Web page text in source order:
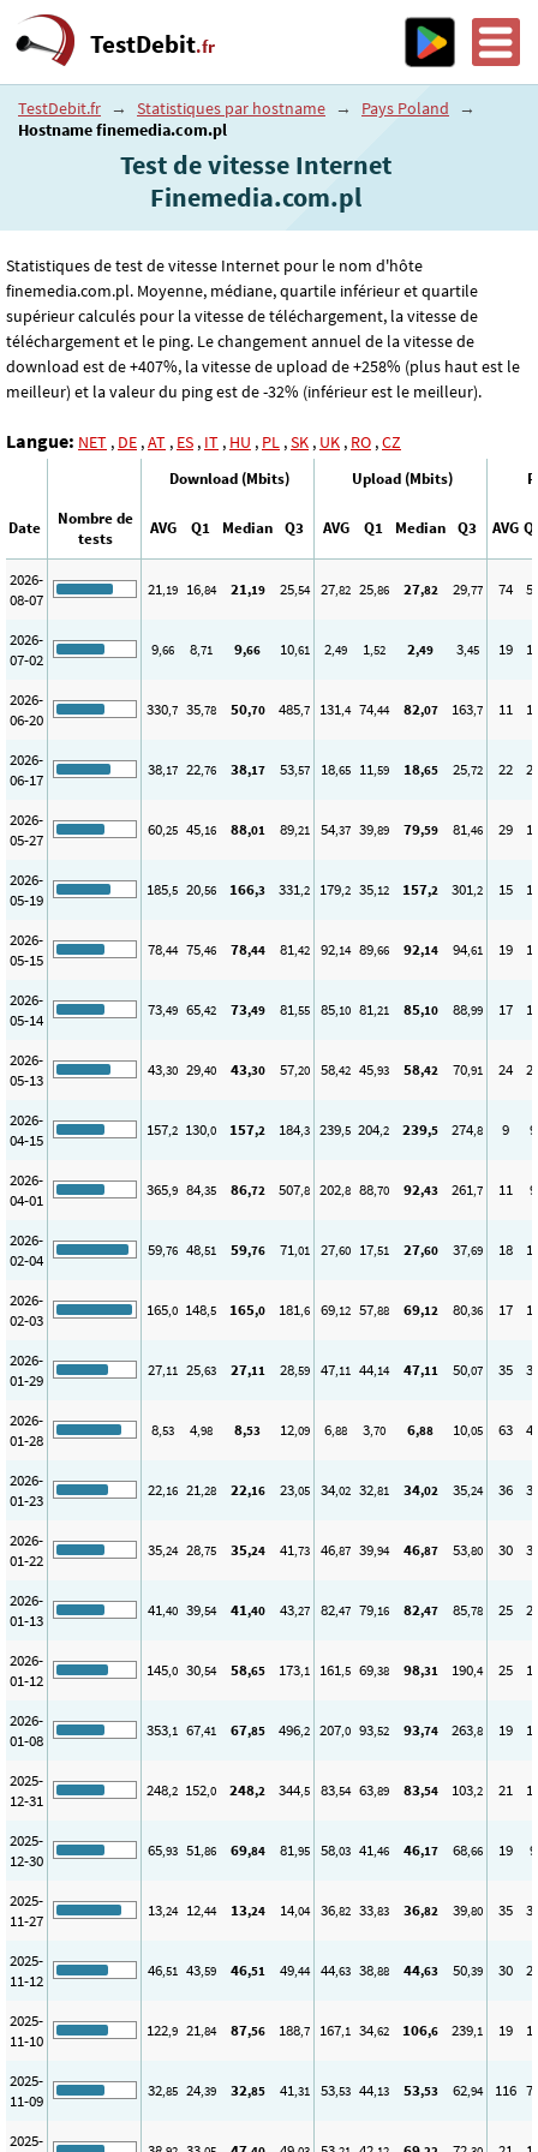
TestDebit.fr
TestDebit.fr → Statistiques par hostname → Pays Poland
→
Hostname finemedia.com.pl
Test de vitesse Internet
Finemedia.com.pl
Statistiques de test de vitesse Internet pour le nom d'hôte
finemedia.com.pl. Moyenne, médiane, quartile inférieur et quartile
supérieur calculés pour la vitesse de téléchargement, la vitesse de
téléchargement et le ping. Le changement annuel de la vitesse de
download est de +407%, la vitesse de upload de +258% (plus haut est le
meilleur) et la valeur du ping est de -32% (inférieur est le meilleur).
Langue: NET , DE ,AT , ES , IT , HU , PL ,SK , UK , RO ,CZ
Download (Mbits) Upload (Mbits)
Date
Nombre de
tests
AVG Q1 Median Q3 AVG Q1 Median Q3 AVG
2026-
08-07
21,19 16,84 21,19 25,54 27,82 25,86 27,82 29,77 74
2026-
07-02
9,66 8,71 9,66 10,61 2,49 1,52 2,49 3,45 19
2026-
06-20
330,7 35,78 50,70 485,7 131,4 74,44 82,07 163,7 11
2026-
06-17
38,17 22,76 38,17 53,57 18,65 11,59 18,65 25,72 22
2026-
05-27
60,25 45,16 88,01 89,21 54,37 39,89 79,59 81,46 29
2026-
05-19
185,5 20,56 166,3 331,2 179,2 35,12 157,2 301,2 15
2026-
05-15
78,44 75,46 78,44 81,42 92,14 89,66 92,14 94,61 19
2026-
05-14
73,49 65,42 73,49 81,55 85,10 81,21 85,10 88,99 17
2026-
05-13
43,30 29,40 43,30 57,20 58,42 45,93 58,42 70,91 24
2026-
04-15
157,2 130,0 157,2 184,3 239,5 204,2 239,5 274,8 9 9
2026-
04-01
365,9 84,35 86,72 507,8 202,8 88,70 92,43 261,7 11 9
2026-
02-04
59,76 48,51 59,76 71,01 27,60 17,51 27,60 37,69 18
2026-
02-03
165,0 148,5 165,0 181,6 69,12 57,88 69,12 80,36 17
2026-
01-29
27,11 25,63 27,11 28,59 47,11 44,14 47,11 50,07 35
2026-
01-28
8,53 4,98 8,53 12,09 6,88 3,70 6,88 10,05 63
2026-
01-23
22,16 21,28 22,16 23,05 34,02 32,81 34,02 35,24 36
2026-
01-22
35,24 28,75 35,24 41,73 46,87 39,94 46,87 53,80 30
2026-
01-13
41,40 39,54 41,40 43,27 82,47 79,16 82,47 85,78 25
2026-
01-12
145,0 30,54 58,65 173,1 161,5 69,38 98,31 190,4 25
2026-
01-08
353,1 67,41 67,85 496,2 207,0 93,52 93,74 263,8 19
2025-
12-31
248,2 152,0 248,2 344,5 83,54 63,89 83,54 103,2 21
2025-
12-30
65,93 51,86 69,84 81,95 58,03 41,46 46,17 68,66 19 9
2025-
11-27
13,24 12,44 13,24 14,04 36,82 33,83 36,82 39,80 35
2025-
11-12
46,51 43,59 46,51 49,44 44,63 38,88 44,63 50,39 30
2025-
11-10
122,9 21,84 87,56 188,7 167,1 34,62 106,6 239,1 19
2025-
11-09
32,85 24,39 32,85 41,31 53,53 44,13 53,53 62,94 116
2025-